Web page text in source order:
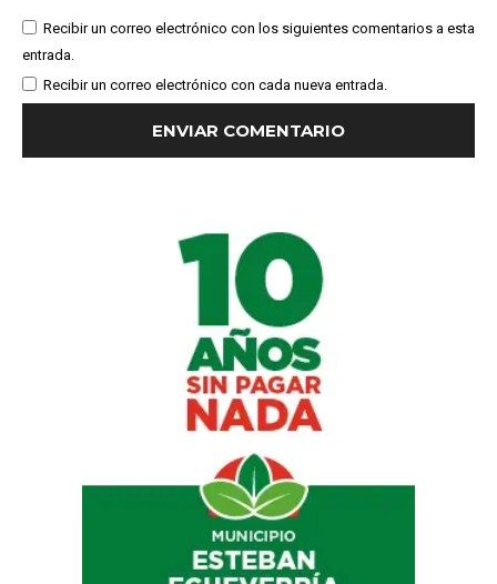
Recibir un correo electrónico con los siguientes comentarios a esta
entrada.
Recibir un correo electrónico con cada nueva entrada.